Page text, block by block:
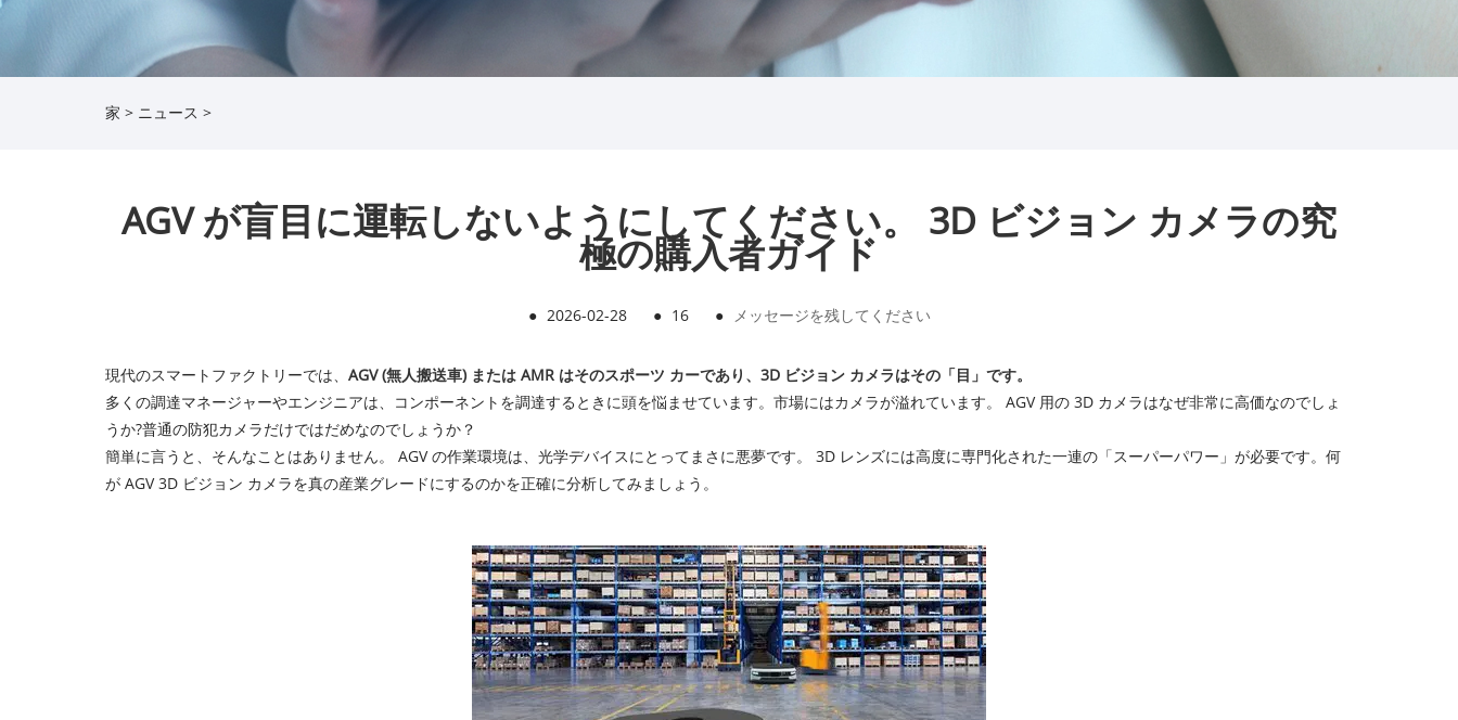
家 > ニュース >
AGV が盲目に運転しないようにしてください。 3D ビジョン カメラの究
極の購入者ガイド
● 2026-02-28 ● 16 ● メッセージを残してください
現代のスマートファクトリーでは、 AGV (無人搬送車) または AMR はそのスポーツ カーであり、3D ビジョン カメラはその「目」です。
多くの調達マネージャーやエンジニアは、コンポーネントを調達するときに頭を悩ませています。 市場にはカメラが溢れています。 AGV 用の 3D カメラはなぜ非常に高価なのでしょ
うか?普通の防犯カメラだけではだめなのでしょうか？
簡単に言うと、そんなことはありません。 AGV の作業環境は、光学デバイスにとってまさに悪夢です。 3D レンズには高度に専門化された一連の「スーパーパワー」が必要です。何
が AGV 3D ビジョン カメラを真の産業グレードにするのかを正確に分析してみましょう。